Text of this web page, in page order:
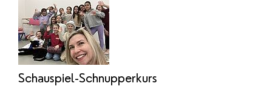
Schauspiel-Schnupperkurs